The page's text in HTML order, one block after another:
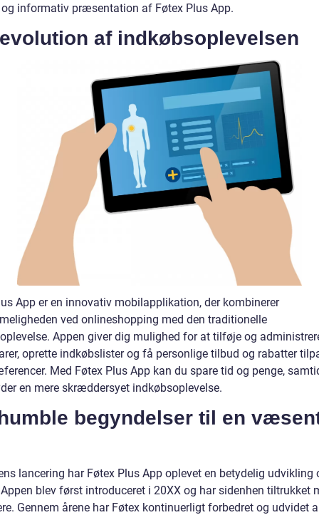
informativ præsentation af Føtex Plus App.
af indkøbsoplevelsen
App er en innovativ mobilapplikation, der kombinerer
ved onlineshopping med den traditionelle
Appen giver dig mulighed for at tilføje og
oprette indkøbslister og få personlige tilbud og rabatter
Med Føtex Plus App kan du spare tid og penge,
en mere skræddersyet indkøbsoplevelse.
begyndelser til en
lancering har Føtex Plus App oplevet en betydelig udvikling
blev først introduceret i 20XX og har sidenhen tiltrukket
Gennem årene har Føtex kontinuerligt forbedret og udvidet